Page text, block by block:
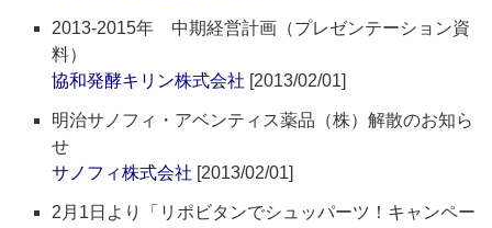
2013-2015年 中期経営計画（プレゼンテーション資
料）
協和発酵キリン株式会社 [2013/02/01]
明治サノフィ・アベンティス薬品（株）解散のお知ら
せ
サノフィ株式会社 [2013/02/01]
2月1日より「リポビタンでシュッパーツ！キャンペー